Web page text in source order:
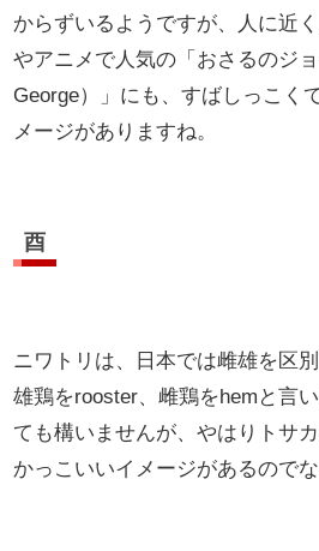
からずいるようですが、人に近
やアニメで人気の「おさるのジ
George）」にも、すばしっこく
メージがありますね。
酉
ニワトリは、日本では雌雄を区
雄鶏をrooster、雌鶏をhemと言
ても構いませんが、やはりトサ
かっこいいイメージがあるのでな